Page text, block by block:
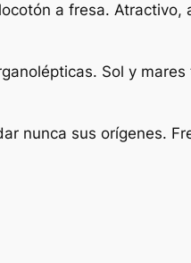
a fresa. Atractivo,
Sol y
nunca sus orígenes.